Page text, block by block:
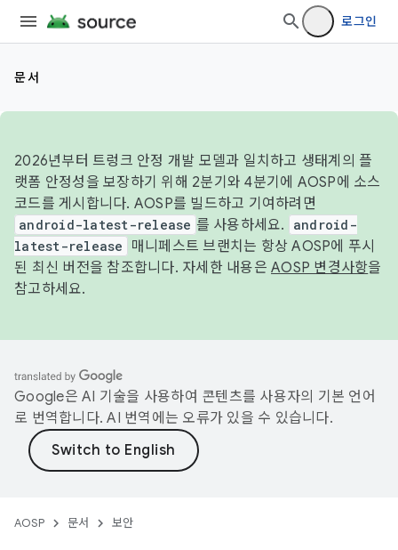
로그인
문서
2026년부터 트렁크 안정 개발 모델과 일치하고 생태계의 플
랫폼 안정성을 보장하기 위해 2분기와 4분기에 AOSP에 소스
코드를 게시합니다. AOSP를 빌드하고 기여하려면
android-latest-release 를 사용하세요.
android-
latest-release
매니페스트 브랜치는 항상 AOSP에 푸시
된 최신 버전을 참조합니다. 자세한 내용은 AOSP 변경사항을
참고하세요.
Google은 AI 기술을 사용하여 콘텐츠를 사용자의 기본 언어
로 번역합니다. AI 번역에는 오류가 있을 수 있습니다.
AOSP 문서 보안